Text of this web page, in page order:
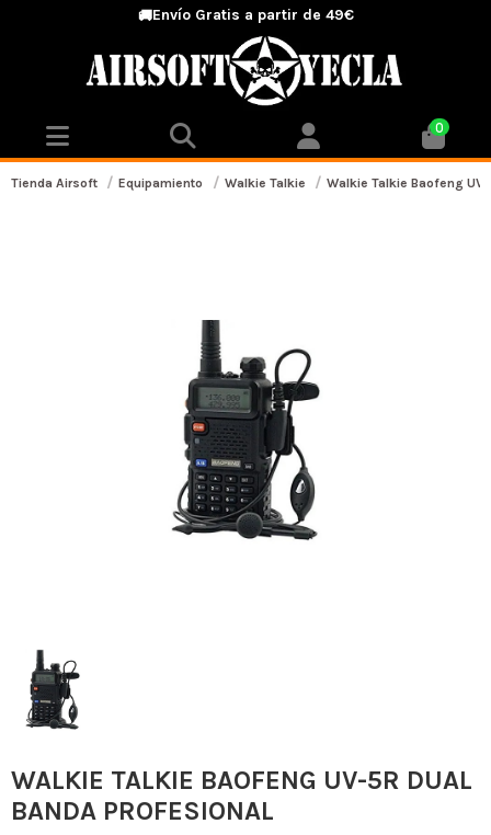
🚚Envío Gratis a partir de 49€
0
Tienda Airsoft Equipamiento Walkie Talkie Walkie Talkie Baofeng
WALKIE TALKIE BAOFENG UV-5R DUAL
BANDA PROFESIONAL